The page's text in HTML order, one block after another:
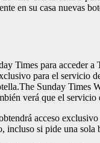
en su casa nuevas
Times para acceder
para el servicio
Sunday Times
verá que el
acceso
incluso si pide una sola